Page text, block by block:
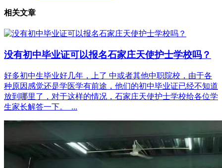
相关文章
没有初中毕业证可以报名石家庄天使护士学校吗？
好多初中生毕业好几年，上了 中或者其他中职院校，由于各
种原因感觉还是学医学有前途，他们的初中毕业证已经不知道
放到哪里了，对于这样的情况，石家庄天使护士学校给各位学
生家长解答一下。 ...